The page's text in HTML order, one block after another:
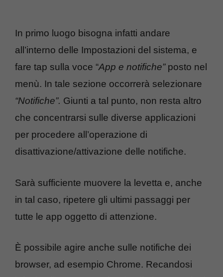
In primo luogo bisogna infatti andare
all’interno delle Impostazioni del sistema, e
fare tap sulla voce “App e notifiche”posto nel
menù. In tale sezione occorrerà selezionare
“Notifiche”. Giunti a tal punto, non resta altro
che concentrarsi sulle diverse applicazioni
per procedere all’operazione di
disattivazione/attivazione delle notifiche.
Sarà sufficiente muovere la levetta e, anche
in tal caso, ripetere gli ultimi passaggi per
tutte le app oggetto di attenzione.
È possibile agire anche sulle notifiche dei
browser, ad esempio Chrome. Recandosi